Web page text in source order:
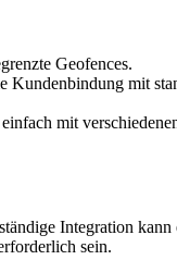
Geofences.
Kundenbindung mit
mit
Integration kann
sein.